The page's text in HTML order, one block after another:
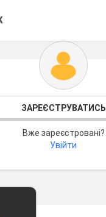
ЗАРЕЄСТРУВАТИСЬ
Вже зареєстровані?
Увійти